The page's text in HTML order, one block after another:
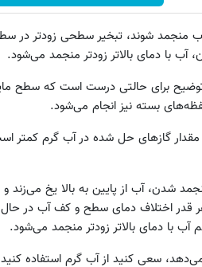
منجمد شوند، تبخیر سطحی زودتر در
با دمای بالاتر زودتر منجمد می‌شود.
برای حالتی درست است که سطح
بسته نیز انجام می‌شود.
گاز‌های حل شده در آب گرم کمتر
شدن، آب از پایین به بالا یخ می‌زند و
اختلاف دمای سطح و کف آب در حال
با دمای بالاتر زودتر منجمد می‌شود.
سعی کنید از آب گرم استفاده